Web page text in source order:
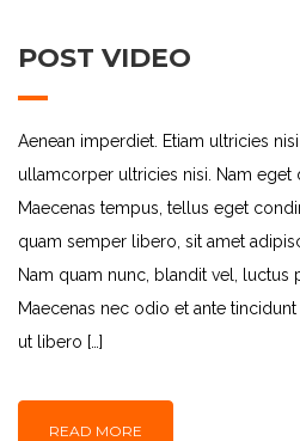
POST VIDEO
Aenean imperdiet. Etiam ultricies
ullamcorper ultricies nisi. Nam eget
Maecenas tempus, tellus eget
quam semper libero, sit amet
Nam quam nunc, blandit vel, luctus
Maecenas nec odio et ante
ut libero […]
READ MORE